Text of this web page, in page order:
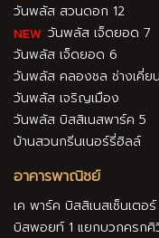
วันพลัส สวนดอก 12
วันพลัส เจ็ดยอด 7
วันพลัส เจ็ดยอด 6
วันพลัส คลองชล ช่างเคี่ยน
วันพลัส เจริญเมือง
วันพลัส บิสสิเนสพาร์ค 5
บ้านสวนกรีนเนอร์รี่ฮิลล์
อาคารพาณิชย์
เค พาร์ค บิสสิเนสเซ็นเตอ
บิสพอยท์ 1 แยกบวกครกศิ